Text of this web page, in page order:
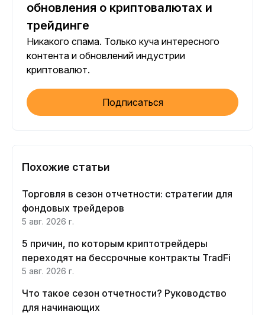
обновления о криптовалютах и
трейдинге
Никакого спама. Только куча интересного
контента и обновлений индустрии
криптовалют.
Подписаться
Похожие статьи
Торговля в сезон отчетности: стратегии для
фондовых трейдеров
5 авг. 2026 г.
5 причин, по которым криптотрейдеры
переходят на бессрочные контракты TradFi
5 авг. 2026 г.
Что такое сезон отчетности? Руководство
для начинающих